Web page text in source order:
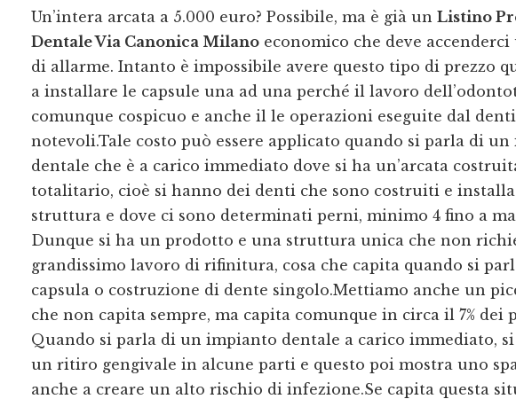
Un’intera arcata a 5.000 euro? Possibile, ma è già un Listino
Dentale Via Canonica Milano economico che deve
di allarme. Intanto è impossibile avere questo tipo di prezzo
a installare le capsule una ad una perché il lavoro
comunque cospicuo e anche il le operazioni eseguite dal
notevoli.Tale costo può essere applicato quando si parla di
dentale che è a carico immediato dove si ha un’arcata
totalitario, cioè si hanno dei denti che sono costruiti e
struttura e dove ci sono determinati perni, minimo 4 fino a
Dunque si ha un prodotto e una struttura unica che non
grandissimo lavoro di rifinitura, cosa che capita quando si
capsula o costruzione di dente singolo.Mettiamo anche un
che non capita sempre, ma capita comunque in circa il 7% dei
Quando si parla di un impianto dentale a carico immediato, si
un ritiro gengivale in alcune parti e questo poi mostra uno
anche a creare un alto rischio di infezione.Se capita questa